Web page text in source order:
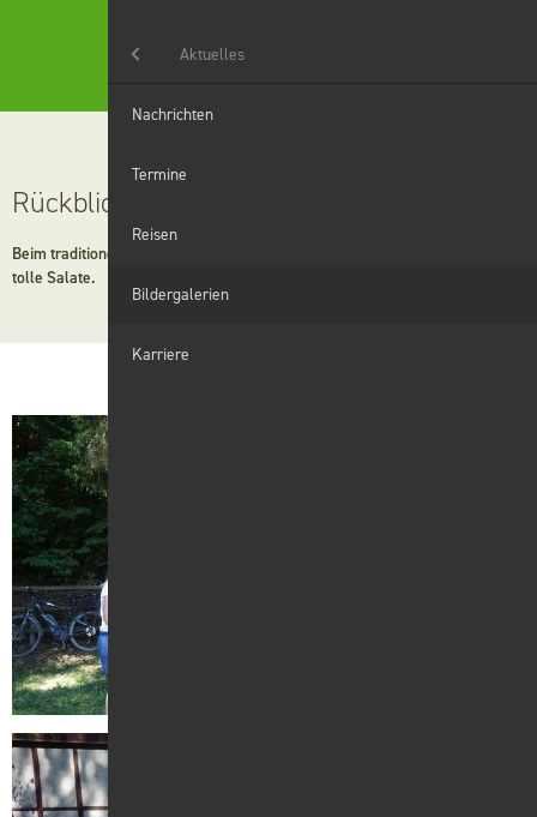
Rückblick Grillfest in Gailenkirchen
Beim traditionellen Grillfest in Gailenkirchen gab es leckeres Grillgut und
tolle Salate.
Aktuelles
Digitales
Wir
Karriere
Kontakt
Suche
Aktuelles
Nachrichten
Termine
Reisen
Bildergalerien
Karriere